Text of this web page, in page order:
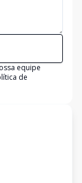
equipe
de